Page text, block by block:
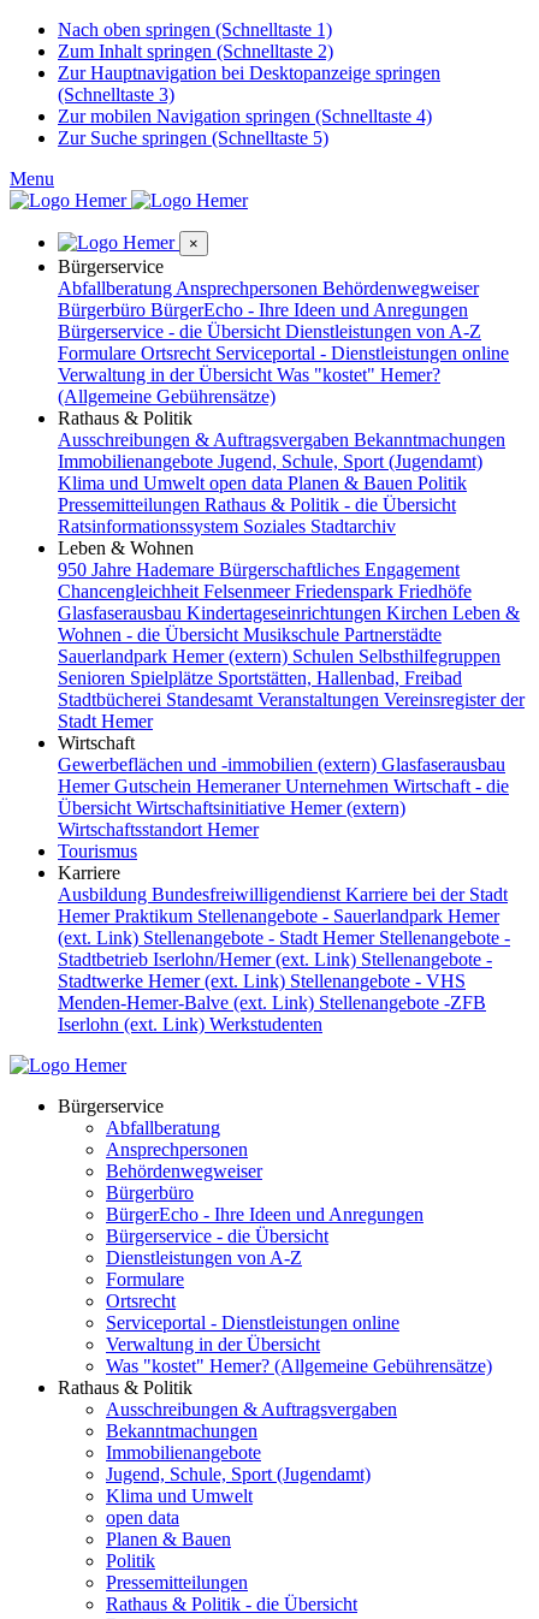
Nach oben springen (Schnelltaste 1)
Zum Inhalt springen (Schnelltaste 2)
Zur Hauptnavigation bei Desktopanzeige springen
(Schnelltaste 3)
Zur mobilen Navigation springen (Schnelltaste 4)
Zur Suche springen (Schnelltaste 5)
Menu
×
Bürgerservice
Abfallberatung Ansprechpersonen Behördenwegweiser
Bürgerbüro BürgerEcho - Ihre Ideen und Anregungen
Bürgerservice - die Übersicht Dienstleistungen von A-Z
Formulare Ortsrecht Serviceportal - Dienstleistungen online
Verwaltung in der Übersicht Was "kostet" Hemer?
(Allgemeine Gebührensätze)
Rathaus & Politik
Ausschreibungen & Auftragsvergaben Bekanntmachungen
Immobilienangebote Jugend, Schule, Sport (Jugendamt)
Klima und Umwelt open data Planen & Bauen Politik
Pressemitteilungen Rathaus & Politik - die Übersicht
Ratsinformationssystem Soziales Stadtarchiv
Leben & Wohnen
950 Jahre Hademare Bürgerschaftliches Engagement
Chancengleichheit FelsenmeerFriedenspark Friedhöfe
Glasfaserausbau Kindertageseinrichtungen Kirchen Leben &
Wohnen - die Übersicht Musikschule Partnerstädte
Sauerlandpark Hemer (extern) Schulen Selbsthilfegruppen
Senioren Spielplätze Sportstätten, Hallenbad, Freibad
Stadtbücherei Standesamt Veranstaltungen Vereinsregister der
Stadt Hemer
Wirtschaft
Gewerbeflächen und -immobilien (extern) Glasfaserausbau
Hemer Gutschein Hemeraner Unternehmen Wirtschaft - die
Übersicht Wirtschaftsinitiative Hemer (extern)
Wirtschaftsstandort Hemer
Tourismus
Karriere
Ausbildung Bundesfreiwilligendienst Karriere bei der Stadt
HemerPraktikum Stellenangebote - Sauerlandpark Hemer
(ext. Link) Stellenangebote - Stadt Hemer Stellenangebote -
Stadtbetrieb Iserlohn/Hemer (ext. Link) Stellenangebote -
Stadtwerke Hemer (ext. Link) Stellenangebote - VHS
Menden-Hemer-Balve (ext. Link) Stellenangebote -ZFB
Iserlohn (ext. Link) Werkstudenten
Bürgerservice
Abfallberatung
Ansprechpersonen
Behördenwegweiser
Bürgerbüro
BürgerEcho - Ihre Ideen und Anregungen
Bürgerservice - die Übersicht
Dienstleistungen von A-Z
Formulare
Ortsrecht
Serviceportal - Dienstleistungen online
Verwaltung in der Übersicht
Was "kostet" Hemer? (Allgemeine Gebührensätze)
Rathaus & Politik
Ausschreibungen & Auftragsvergaben
Bekanntmachungen
Immobilienangebote
Jugend, Schule, Sport (Jugendamt)
Klima und Umwelt
open data
Planen & Bauen
Politik
Pressemitteilungen
Rathaus & Politik - die Übersicht